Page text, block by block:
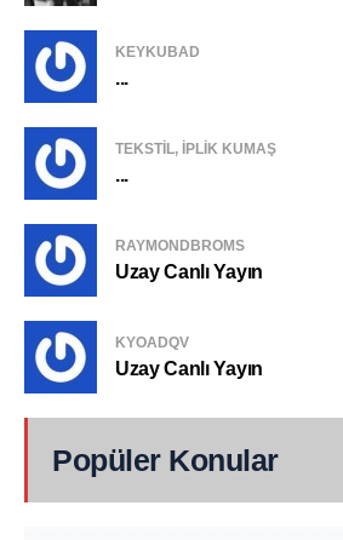
KEYKUBAD
...
TEKSTIL, IPLIK KUMAŞ
...
RAYMONDBROMS
Uzay Canlı Yayın
KYOADQV
Uzay Canlı Yayın
Popüler Konular